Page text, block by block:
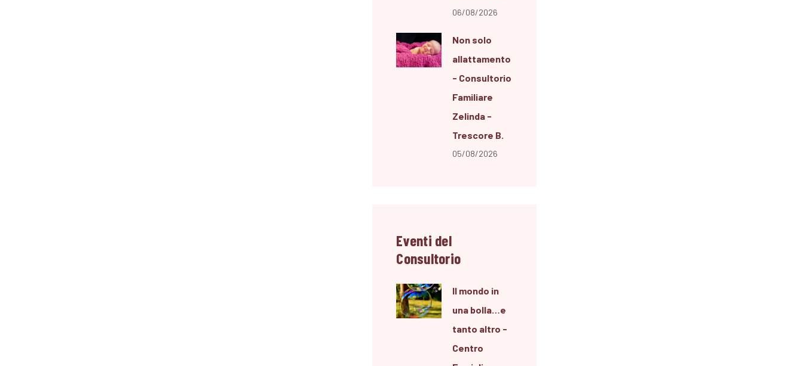
06/08/2026
Non solo
allattamento
- Consultorio
Familiare
Zelinda -
Trescore B.
05/08/2026
Eventi del
Consultorio
Il mondo in
una bolla…e
tanto altro -
Centro